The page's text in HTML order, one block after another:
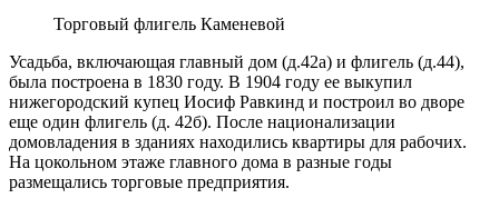
Торговый флигель Каменевой
Усадьба, включающая главный дом (д.42а) и флигель (д.44),
была построена в 1830 году. В 1904 году ее выкупил
нижегородский купец Иосиф Равкинд и построил во дворе
еще один флигель (д. 42б). После национализации
домовладения в зданиях находились квартиры для рабочих.
На цокольном этаже главного дома в разные годы
размещались торговые предприятия.